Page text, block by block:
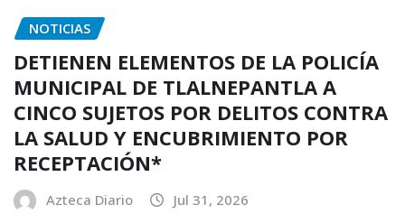
NOTICIAS
DETIENEN ELEMENTOS DE LA POLICÍA
MUNICIPAL DE TLALNEPANTLA A
CINCO SUJETOS POR DELITOS CONTRA
LA SALUD Y ENCUBRIMIENTO POR
RECEPTACIÓN*
Azteca Diario Jul 31, 2026